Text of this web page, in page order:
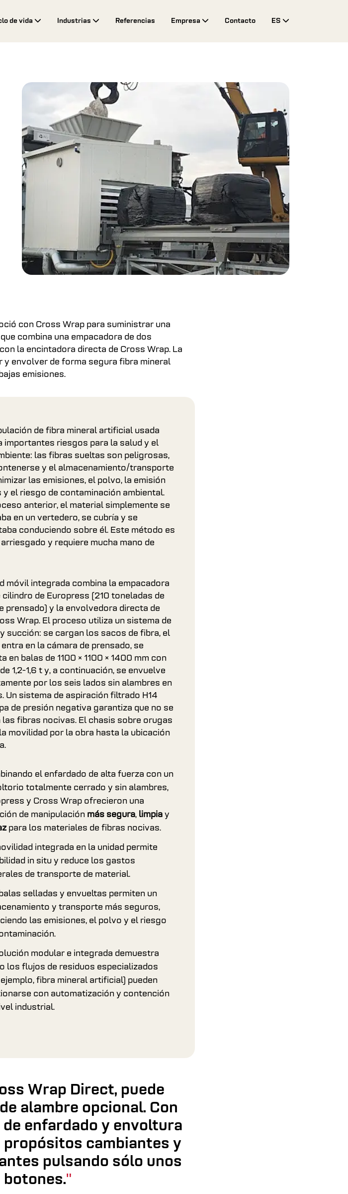
de vida Industrias Referencias Empresa Contacto
ES
con Cross Wrap para suministrar una
combina una empacadora de dos
la encintadora directa de Cross Wrap. La
envolver de forma segura fibra mineral
emisiones.
de fibra mineral artificial usada
importantes riesgos para la salud y el
las fibras sueltas son peligrosas,
y el almacenamiento/transporte
las emisiones, el polvo, la emisión
y el riesgo de contaminación ambiental.
anterior, el material simplemente se
en un vertedero, se cubría y se
conduciendo sobre él. Este método es
y requiere mucha mano de
móvil integrada combina la empacadora
cilindro de Europress (210 toneladas de
prensado) y la envolvedora directa de
Wrap. El proceso utiliza un sistema de
succión: se cargan los sacos de fibra, el
en la cámara de prensado, se
en balas de 1100 × 1100 × 1400 mm con
1,2-1,6 t y, a continuación, se envuelve
por los seis lados sin alambres en
Un sistema de aspiración filtrado H14
de presión negativa garantiza que no se
las fibras nocivas. El chasis sobre orugas
movilidad por la obra hasta la ubicación
el enfardado de alta fuerza con un
totalmente cerrado y sin alambres,
y Cross Wrap ofrecieron una
de manipulación más segura, limpiay
para los materiales de fibras nocivas.
integrada en la unidad permite
in situ y reduce los gastos
de transporte de material.
selladas y envueltas permiten un
y transporte más seguros,
las emisiones, el polvo y el riesgo
modular e integrada demuestra
los flujos de residuos especializados
fibra mineral artificial) pueden
con automatización y contención
industrial.
Wrap Direct, puede
alambre opcional. Con
enfardado y envoltura
cambiantes y
pulsando sólo unos
botones.